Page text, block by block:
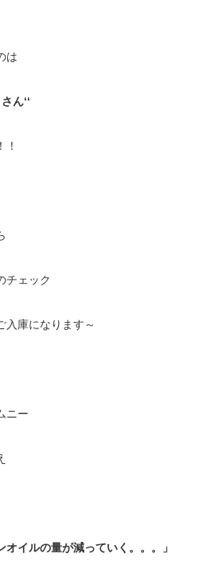
は
さん‘‘
チェック
入庫になります～
ニー
オイルの量が減っていく。。。」